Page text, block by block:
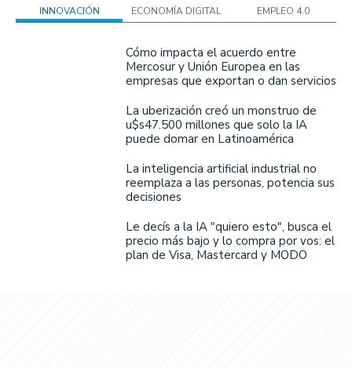
INNOVACIÓN ECONOMÍA DIGITAL EMPLEO 4.0
Cómo impacta el acuerdo entre
Mercosur y Unión Europea en las
empresas que exportan o dan servicios
La uberización creó un monstruo de
u$s47.500 millones que solo la IA
puede domar en Latinoamérica
La inteligencia artificial industrial no
reemplaza a las personas, potencia sus
decisiones
Le decís a la IA "quiero esto", busca el
precio más bajo y lo compra por vos: el
plan de Visa, Mastercard y MODO